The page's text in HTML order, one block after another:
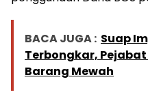
BACA JUGA : Suap
Terbongkar,
Barang Mewah